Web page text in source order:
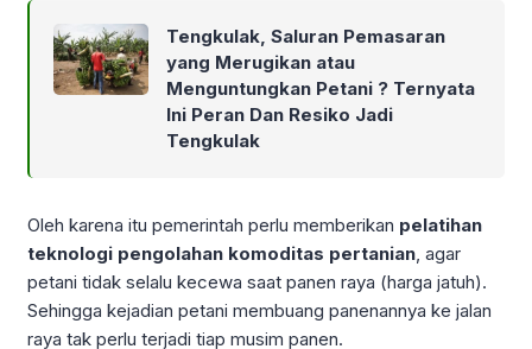
Tengkulak, Saluran Pemasaran
yang Merugikan atau
Menguntungkan Petani ? Ternyata
Ini Peran Dan Resiko Jadi
Tengkulak
Oleh karena itu pemerintah perlu memberikan pelatihan
teknologi pengolahan komoditas pertanian, agar
petani tidak selalu kecewa saat panen raya (harga jatuh).
Sehingga kejadian petani membuang panenannya ke jalan
raya tak perlu terjadi tiap musim panen.